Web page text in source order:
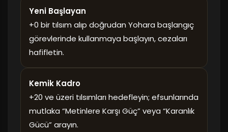
Yeni Başlayan
+0 bir tılsım alıp doğrudan Yohara başlangıç
görevlerinde kullanmaya başlayın, cezaları
hafifletin.
Kemik Kadro
+20 ve üzeri tılsımları hedefleyin; efsunlarında
mutlaka “Metinlere Karşı Güç” veya “Karanlık
Gücü” arayın.